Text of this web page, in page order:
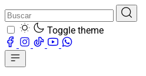
Toggle theme